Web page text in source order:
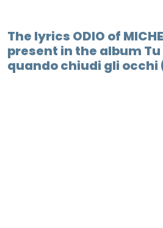
The lyrics ODIO of
present in the album
quando chiudi gli occhi